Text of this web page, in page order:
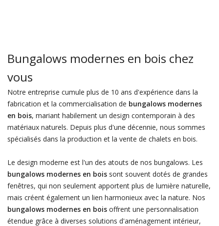
Bungalows modernes en bois chez
vous
Notre entreprise cumule plus de 10 ans d'expérience dans la
fabrication et la commercialisation de bungalows modernes
en bois, mariant habilement un design contemporain à des
matériaux naturels. Depuis plus d'une décennie, nous sommes
spécialisés dans la production et la vente de chalets en bois.
Le design moderne est l'un des atouts de nos bungalows. Les
bungalows modernes en boissont souvent dotés de grandes
fenêtres, qui non seulement apportent plus de lumière naturelle,
mais créent également un lien harmonieux avec la nature. Nos
bungalows modernes en boisoffrent une personnalisation
étendue grâce à diverses solutions d'aménagement intérieur,